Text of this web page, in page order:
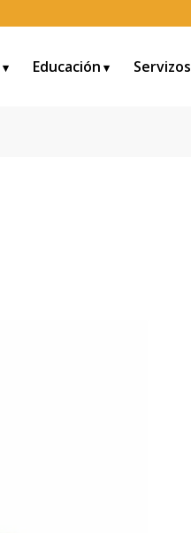
Educación Servizos